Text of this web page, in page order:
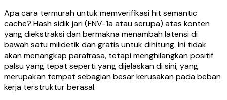
Apa cara termurah untuk memverifikasi hit semantic
cache? Hash sidik jari (FNV-1a atau serupa) atas konten
yang diekstraksi dan bermakna menambah latensi di
bawah satu milidetik dan gratis untuk dihitung. Ini tidak
akan menangkap parafrasa, tetapi menghilangkan positif
palsu yang tepat seperti yang dijelaskan di sini, yang
merupakan tempat sebagian besar kerusakan pada beban
kerja terstruktur berasal.